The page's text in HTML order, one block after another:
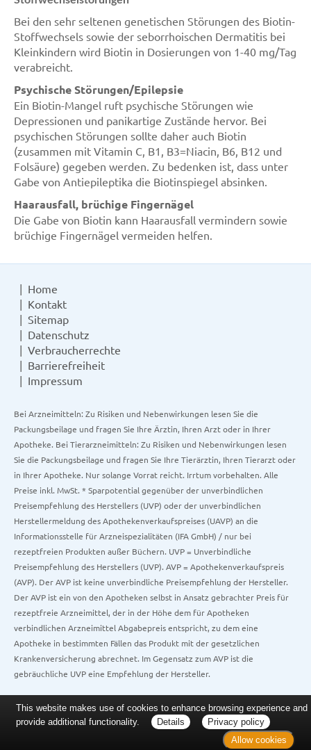
Bei den sehr seltenen genetischen Störungen des Biotin-
Stoffwechsels sowie der seborrhoischen Dermatitis bei
Kleinkindern wird Biotin in Dosierungen von 1-40 mg/Tag
verabreicht.
Psychische Störungen/Epilepsie
Ein Biotin-Mangel ruft psychische Störungen wie
Depressionen und panikartige Zustände hervor. Bei
psychischen Störungen sollte daher auch Biotin
(zusammen mit Vitamin C, B1, B3=Niacin, B6, B12 und
Folsäure) gegeben werden. Zu bedenken ist, dass unter
Gabe von Antiepileptika die Biotinspiegel absinken.
Haarausfall, brüchige Fingernägel
Die Gabe von Biotin kann Haarausfall vermindern sowie
brüchige Fingernägel vermeiden helfen.
Home
Kontakt
Sitemap
Datenschutz
Verbraucherrechte
Barrierefreiheit
Impressum
Bei Arzneimitteln: Zu Risiken und Nebenwirkungen lesen Sie die
Packungsbeilage und fragen Sie Ihre Ärztin, Ihren Arzt oder in Ihrer
Apotheke. Bei Tierarzneimitteln: Zu Risiken und Nebenwirkungen lesen
Sie die Packungsbeilage und fragen Sie Ihre Tierärztin, Ihren Tierarzt oder
in Ihrer Apotheke. Nur solange Vorrat reicht. Irrtum vorbehalten. Alle
Preise inkl. MwSt. * Sparpotential gegenüber der unverbindlichen
Preisempfehlung des Herstellers (UVP) oder der unverbindlichen
Herstellermeldung des Apothekenverkaufspreises (UAVP) an die
Informationsstelle für Arzneispezialitäten (IFA GmbH) / nur bei
rezeptfreien Produkten außer Büchern. UVP = Unverbindliche
Preisempfehlung des Herstellers (UVP). AVP = Apothekenverkaufspreis
(AVP). Der AVP ist keine unverbindliche Preisempfehlung der Hersteller.
Der AVP ist ein von den Apotheken selbst in Ansatz gebrachter Preis für
rezeptfreie Arzneimittel, der in der Höhe dem für Apotheken
verbindlichen Arzneimittel Abgabepreis entspricht, zu dem eine
Apotheke in bestimmten Fällen das Produkt mit der gesetzlichen
Krankenversicherung abrechnet. Im Gegensatz zum AVP ist die
gebräuchliche UVP eine Empfehlung der Hersteller.
This website makes use of cookies to enhance browsing experience and
provide additional functionality.
Details
Privacy policy
Allow cookies